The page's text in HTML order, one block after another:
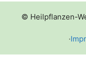
© Heilpflanzen-
·